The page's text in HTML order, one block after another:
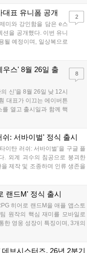
대표 유니폼 공개
미와 강인함을 담은 e스
션을 공개했다. 이번 유니
될 예정이며, 일상복으로
튜디오 공식 홈페이지
용할 계획이다....
2
스' 8월 26일 출
신'을 8월 26일 낮 12시
대표가 이끄는 에이버튼
열고 출시일과 함께 핵
했다. 캐릭터명 선점은
8
: 서바이벌' 정식 출시
이탄 러쉬: 서바이벌’을 구글 플
. 외계 괴수의 침공으로 붕괴한
제작 및 조종하며 인류 생존을
운영, 연맹 협동 콘텐츠가 특징
커뮤니티에서 확인 가능하다....
랜드M' 정식 출시
히어로 랜드M을 애플 앱스토
원작의 핵심 재미를 모바일로
한 영웅 성장이 특징이며, 3개의
전 등 다양한 콘텐츠를 제공한
지에서 확인할 수 있다. 이용자
브시스터즈, 26년 2분기